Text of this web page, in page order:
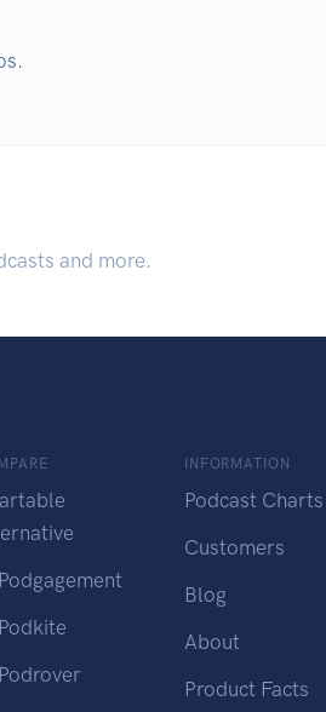
and more.
INFORMATION
Podcast Charts
Customers
Blog
About
Product Facts